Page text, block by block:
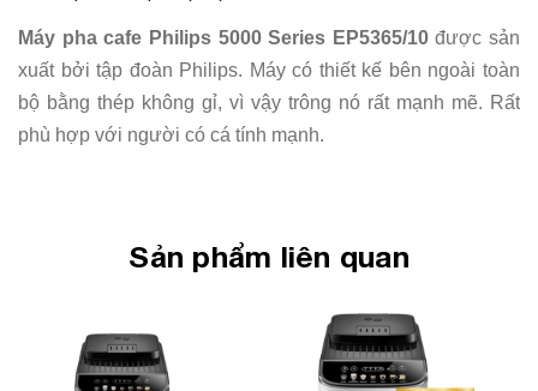
Máy pha cafe Philips 5000 Series EP5365/10được sản
xuất bởi tập đoàn Philips. Máy có thiết kế bên ngoài toàn
bộ bằng thép không gỉ, vì vậy trông nó rất mạnh mẽ. Rất
phù hợp với người có cá tính mạnh.
Sản phẩm liên quan